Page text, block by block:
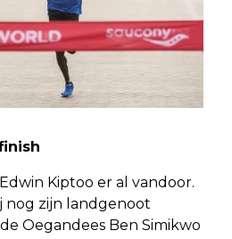
Kiptoo er al vandoor.
nog zijn landgenoot
Oegandees Ben Simikwo